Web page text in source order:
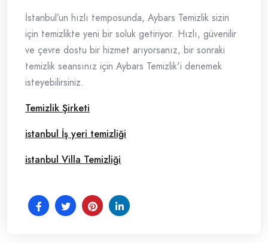
İstanbul’un hızlı temposunda, Aybars Temizlik sizin
için temizlikte yeni bir soluk getiriyor. Hızlı, güvenilir
ve çevre dostu bir hizmet arıyorsanız, bir sonraki
temizlik seansınız için Aybars Temizlik'i denemek
isteyebilirsiniz.
Temizlik Şirketi
istanbul İş yeri temizliği
istanbul Villa Temizliği